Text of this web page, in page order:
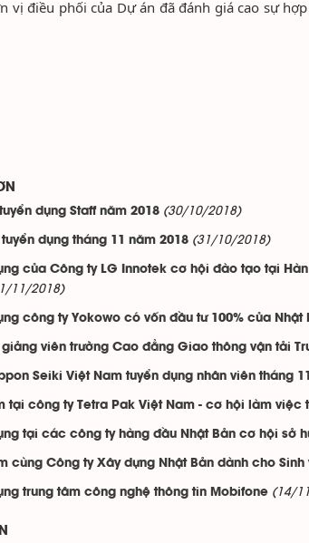
vị điều phối của Dự án đã đánh giá cao sự
dụng Staff năm 2018 (30/10/2018)
dụng tháng 11 năm 2018 (31/10/2018)
của Công ty LG Innotek cơ hội đào tạo tại
11/2018)
công ty Yokowo có vốn đầu tư 100% của Nhật
viên trường Cao đẳng Giao thông vận tải
Seiki Việt Nam tuyển dụng nhân viên tháng
tại công ty Tetra Pak Việt Nam - cơ hội làm
tại các công ty hàng đầu Nhật Bản cơ hội sở
cùng Công ty Xây dựng Nhật Bản dành cho Sinh
trung tâm công nghệ thông tin Mobifone (14/